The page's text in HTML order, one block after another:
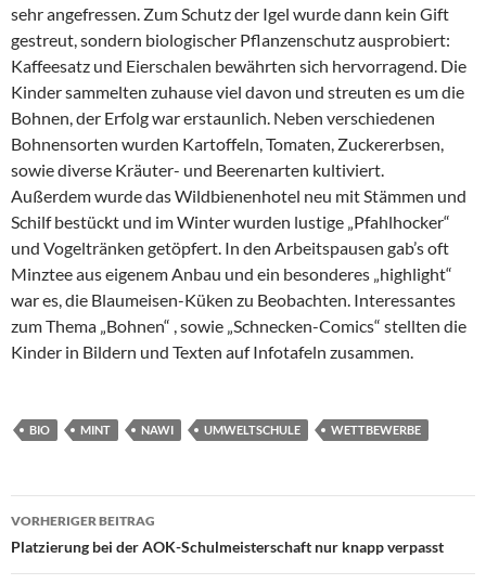
sehr angefressen. Zum Schutz der Igel wurde dann kein Gift
gestreut, sondern biologischer Pflanzenschutz ausprobiert:
Kaffeesatz und Eierschalen bewährten sich hervorragend. Die
Kinder sammelten zuhause viel davon und streuten es um die
Bohnen, der Erfolg war erstaunlich. Neben verschiedenen
Bohnensorten wurden Kartoffeln, Tomaten, Zuckererbsen,
sowie diverse Kräuter- und Beerenarten kultiviert.
Außerdem wurde das Wildbienenhotel neu mit Stämmen und
Schilf bestückt und im Winter wurden lustige „Pfahlhocker“
und Vogeltränken getöpfert. In den Arbeitspausen gab’s oft
Minztee aus eigenem Anbau und ein besonderes „highlight“
war es, die Blaumeisen-Küken zu Beobachten. Interessantes
zum Thema „Bohnen“ , sowie „Schnecken-Comics“ stellten die
Kinder in Bildern und Texten auf Infotafeln zusammen.
BIO MINT NAWI UMWELTSCHULE WETTBEWERBE
Beitragsnavigation
VORHERIGER BEITRAG
Platzierung bei der AOK-Schulmeisterschaft nur knapp verpasst